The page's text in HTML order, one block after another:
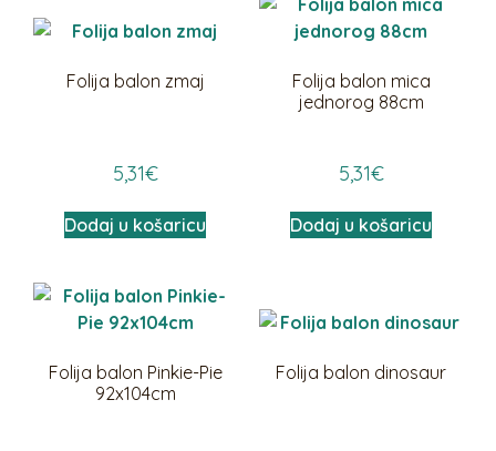
Folija balon zmaj
5,31€
Dodaj u košaricu
Folija balon mica
jednorog 88cm
5,31€
Dodaj u košaricu
Folija balon Pinkie-Pie
92x104cm
Folija balon dinosaur